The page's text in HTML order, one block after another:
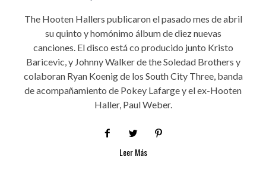
The Hooten Hallers publicaron el pasado mes de abril
su quinto y homónimo álbum de diez nuevas
canciones. El disco está co producido junto Kristo
Baricevic, y Johnny Walker de the Soledad Brothers y
colaboran Ryan Koenig de los South City Three, banda
de acompañamiento de Pokey Lafarge y el ex-Hooten
Haller, Paul Weber.
Leer Más